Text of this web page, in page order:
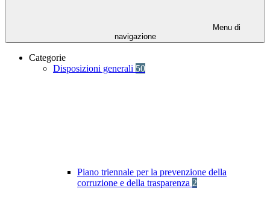
Menu di
navigazione
Categorie
Disposizioni generali 50
Piano triennale per la prevenzione della
corruzione e della trasparenza 2